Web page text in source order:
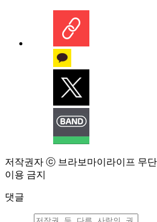
저작권자 ⓒ 브라보마이라이프 무
이용 금지
댓글